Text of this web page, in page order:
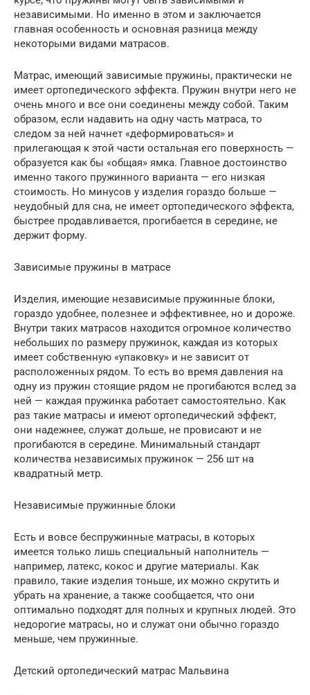
независимыми. Но именно в этом и заключается
главная особенность и основная разница между
некоторыми видами матрасов.
Матрас, имеющий зависимые пружины, практически не
имеет ортопедического эффекта. Пружин внутри него не
очень много и все они соединены между собой. Таким
образом, если надавить на одну часть матраса, то
следом за ней начнет «деформироваться» и
прилегающая к этой части остальная его поверхность —
образуется как бы «общая» ямка. Главное достоинство
именно такого пружинного варианта — его низкая
стоимость. Но минусов у изделия гораздо больше —
неудобный для сна, не имеет ортопедического эффекта,
быстрее продавливается, прогибается в середине, не
держит форму.
Зависимые пружины в матрасе
Изделия, имеющие независимые пружинные блоки,
гораздо удобнее, полезнее и эффективнее, но и дороже.
Внутри таких матрасов находится огромное количество
небольших по размеру пружинок, каждая из которых
имеет собственную «упаковку» и не зависит от
расположенных рядом. То есть во время давления на
одну из пружин стоящие рядом не прогибаются вслед за
ней — каждая пружинка работает самостоятельно. Как
раз такие матрасы и имеют ортопедический эффект,
они надежнее, служат дольше, не провисают и не
прогибаются в середине. Минимальный стандарт
количества независимых пружинок — 256 шт на
квадратный метр.
Независимые пружинные блоки
Есть и вовсе беспружинные матрасы, в которых
имеется только лишь специальный наполнитель —
например, латекс, кокос и другие материалы. Как
правило, такие изделия тоньше, их можно скрутить и
убрать на хранение, а также сообщается, что они
оптимально подходят для полных и крупных людей. Это
недорогие матрасы, но и служат они обычно гораздо
меньше, чем пружинные.
Детский ортопедический матрас Мальвина